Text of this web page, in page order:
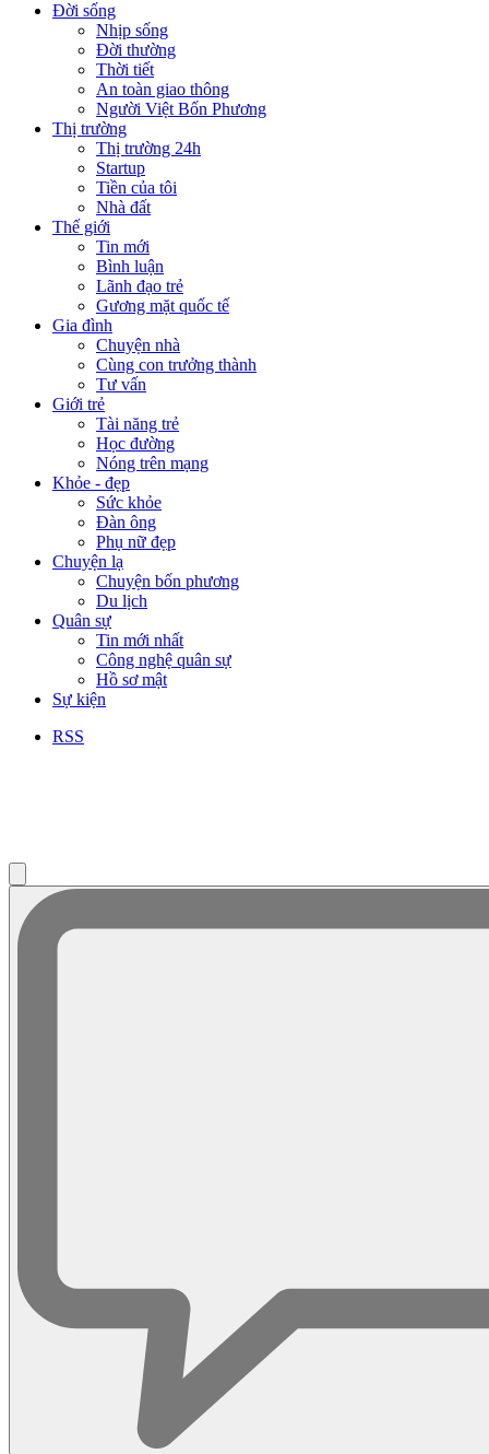
Đời sống
Nhịp sống
Đời thường
Thời tiết
An toàn giao thông
Người Việt Bốn Phương
Thị trường
Thị trường 24h
Startup
Tiền của tôi
Nhà đất
Thế giới
Tin mới
Bình luận
Lãnh đạo trẻ
Gương mặt quốc tế
Gia đình
Chuyện nhà
Cùng con trưởng thành
Tư vấn
Giới trẻ
Tài năng trẻ
Học đường
Nóng trên mạng
Khỏe - đẹp
Sức khỏe
Đàn ông
Phụ nữ đẹp
Chuyện lạ
Chuyện bốn phương
Du lịch
Quân sự
Tin mới nhất
Công nghệ quân sự
Hồ sơ mật
Sự kiện
RSS